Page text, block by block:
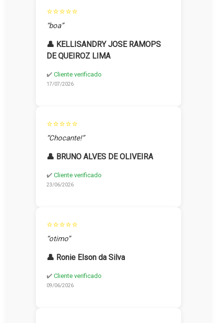
⭐⭐⭐⭐⭐
“boa”
👤 KELLISANDRY JOSE RAMOPS
DE QUEIROZ LIMA
✔️ Cliente verificado
17/07/2026
⭐⭐⭐⭐⭐
“Chocante!”
👤 BRUNO ALVES DE OLIVEIRA
✔️ Cliente verificado
23/06/2026
⭐⭐⭐⭐⭐
“otimo”
👤 Ronie Elson da Silva
✔️ Cliente verificado
09/06/2026